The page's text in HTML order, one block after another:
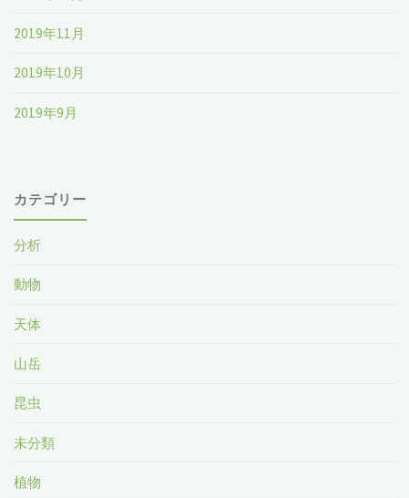
2019年11月
2019年10月
2019年9月
カテゴリー
分析
動物
天体
山岳
昆虫
未分類
植物